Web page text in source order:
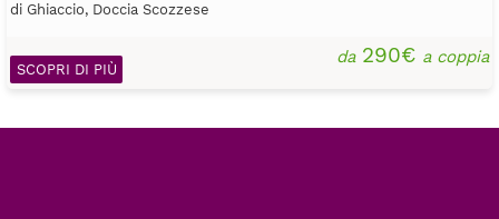
di Ghiaccio, Doccia Scozzese
da290€ a coppia
SCOPRI DI PIÙ